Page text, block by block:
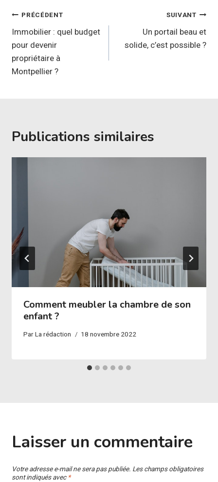
Navigation
de
l’article
PRÉCÉDENT
Immobilier : quel budget
pour devenir
propriétaire à
Montpellier ?
SUIVANT
Un portail beau et
solide, c’est possible ?
Publications similaires
Comment meubler la chambre de son
enfant ?
ParLa rédaction 18 novembre 2022
Laisser un commentaire
Votre adresse e-mail ne sera pas publiée. Les champs obligatoires
sont indiqués avec *